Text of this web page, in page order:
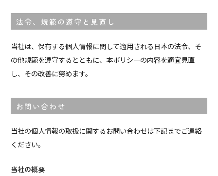
法令、規範の遵守と見直し
当社は、保有する個人情報に関して適用される日本の法令、そ
の他規範を遵守するとともに、本ポリシーの内容を適宜見直
し、その改善に努めます。
お問い合わせ
当社の個人情報の取扱に関するお問い合わせは下記までご連絡
ください。
当社の概要